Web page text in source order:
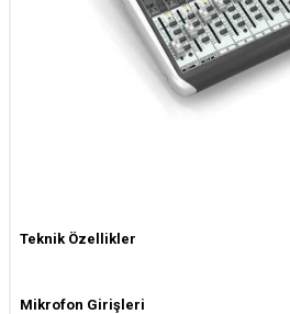
Teknik Özellikler
Mikrofon Girişleri